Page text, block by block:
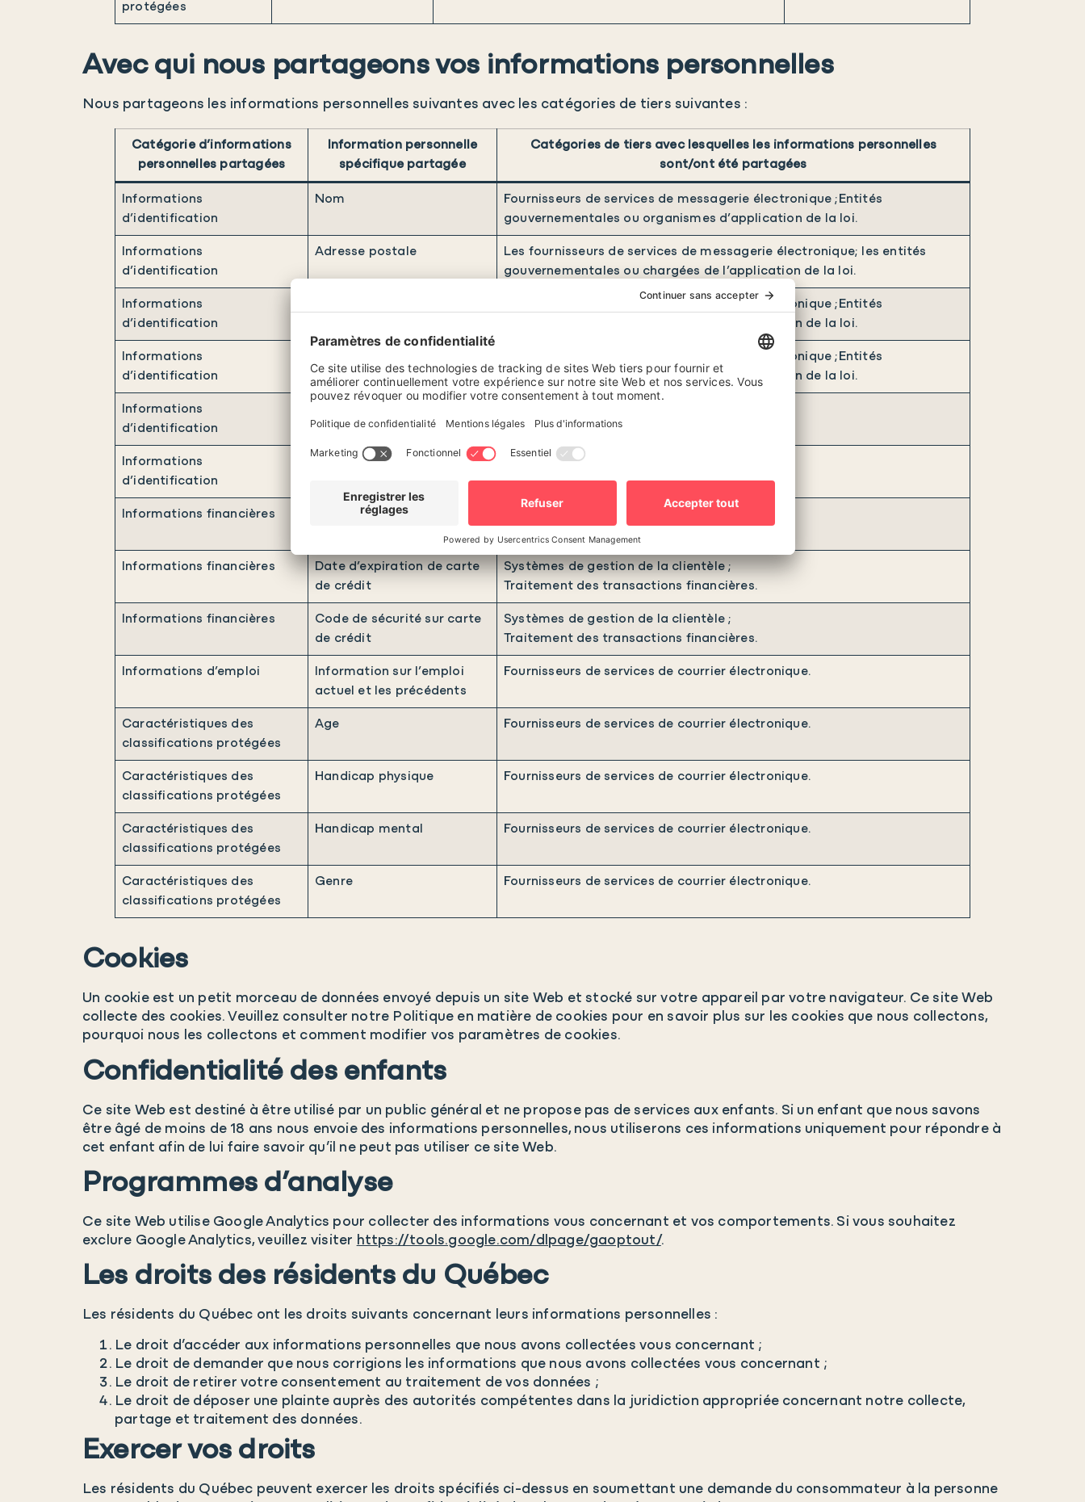
protégées
Avec qui nous partageons vos informations personnelles
Nous partageons les informations personnelles suivantes avec les catégories de tiers suivantes :
Catégorie d’informations
personnelles partagées
Information personnelle
spécifique partagée
Catégories de tiers avec lesquelles les informations personnelles
sont/ont été partagées
Informations
d’identification
Nom
Fournisseurs de services de messagerie électronique ;Entités
gouvernementales ou organismes d’application de la loi.
Informations
d’identification
Adresse postale
Les fournisseurs de services de messagerie électronique; les entités
gouvernementales ou chargées de l’application de la loi.
Informations
d’identification
Fournisseurs de services de messagerie électronique ;Entités
gouvernementales ou organismes d’application de la loi.
Informations
d’identification
Fournisseurs de services de messagerie électronique ;Entités
gouvernementales ou organismes d’application de la loi.
Informations
d’identification
Informations
d’identification
Identifiant en ligne Fournisseurs d’analyse de données.
Informations financières Numéro de carte de crédit
Traitement des transactions financières.
Informations financières
Date d’expiration de carte
de crédit
Systèmes de gestion de la clientèle ;
Traitement des transactions financières.
Informations financières
Code de sécurité sur carte
de crédit
Systèmes de gestion de la clientèle ;
Traitement des transactions financières.
Informations d’emploi
Information sur l’emploi
actuel et les précédents
Fournisseurs de services de courrier électronique.
Caractéristiques des
classifications protégées
Age Fournisseurs de services de courrier électronique.
Caractéristiques des
classifications protégées
Handicap physique Fournisseurs de services de courrier électronique.
Caractéristiques des
classifications protégées
Handicap mental Fournisseurs de services de courrier électronique.
Caractéristiques des
classifications protégées
Genre Fournisseurs de services de courrier électronique.
Cookies
Un cookie est un petit morceau de données envoyé depuis un site Web et stocké sur votre appareil par votre navigateur. Ce site Web
collecte des cookies. Veuillez consulter notre Politique en matière de cookies pour en savoir plus sur les cookies que nous collectons,
pourquoi nous les collectons et comment modifier vos paramètres de cookies.
Confidentialité des enfants
Ce site Web est destiné à être utilisé par un public général et ne propose pas de services aux enfants. Si un enfant que nous savons
être âgé de moins de 18 ans nous envoie des informations personnelles, nous utiliserons ces informations uniquement pour répondre à
cet enfant afin de lui faire savoir qu’il ne peut pas utiliser ce site Web.
Programmes d’analyse
Ce site Web utilise Google Analytics pour collecter des informations vous concernant et vos comportements. Si vous souhaitez
exclure Google Analytics, veuillez visiter https://tools.google.com/dlpage/gaoptout/.
Les droits des résidents du Québec
Les résidents du Québec ont les droits suivants concernant leurs informations personnelles :
Le droit d’accéder aux informations personnelles que nous avons collectées vous concernant ;
Le droit de demander que nous corrigions les informations que nous avons collectées vous concernant ;
Le droit de retirer votre consentement au traitement de vos données ;
Le droit de déposer une plainte auprès des autorités compétentes dans la juridiction appropriée concernant notre collecte,
partage et traitement des données.
Exercer vos droits
Les résidents du Québec peuvent exercer les droits spécifiés ci-dessus en soumettant une demande du consommateur à la personne